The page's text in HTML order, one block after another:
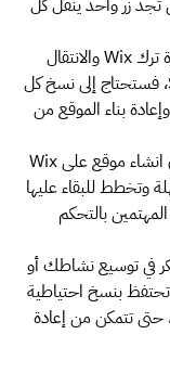
زر واحد ينقل كل
الانتقال يتطلب جهد يدوي: إذا قررت بعد فترة ترك Wix والانتقال
لمنصة أخرى مثل WordPress أو Shopify، فستحتاج إلى نسخ كل
بناء الموقع من
التجربة المثالية لمن لا يخططون للانتقال: إن انشاء موقع على Wix
وتخطط للبقاء عليها
بالتحكم
في توسيع نشاطك أو
بنسخ احتياطية
تتمكن من إعادة